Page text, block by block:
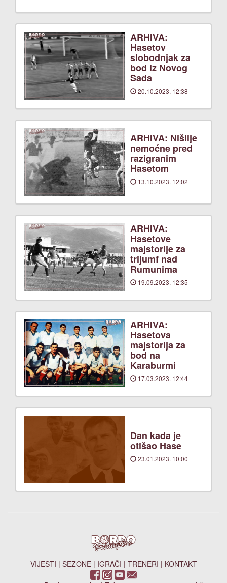
ARHIVA:
Hasetov
slobodnjak za
bod iz Novog
Sada
20.10.2023. 12:38
ARHIVA: Nišlije
nemoćne pred
razigranim
Hasetom
13.10.2023. 12:02
ARHIVA:
Hasetove
majstorije za
trijumf nad
Rumunima
19.09.2023. 12:35
ARHIVA:
Hasetova
majstorija za
bod na
Karaburmi
17.03.2023. 12:44
Dan kada je
otišao Hase
23.01.2023. 10:00
VIJESTI | SEZONE| IGRAČI | TRENERI | KONTAKT